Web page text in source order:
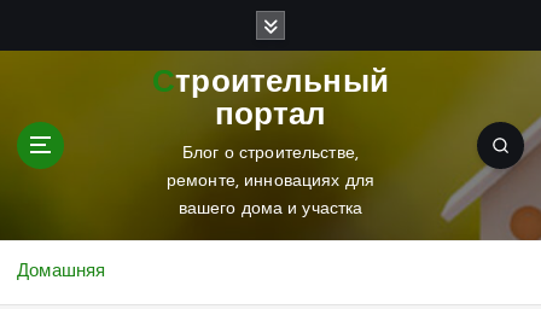
Строительный
портал
Блог о строительстве,
ремонте, инновациях для
вашего дома и участка
Домашняя